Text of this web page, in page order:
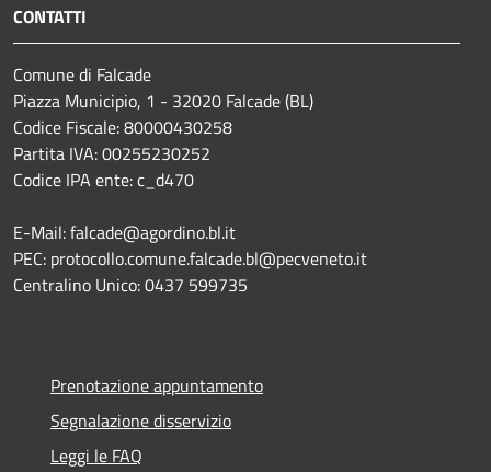
CONTATTI
Comune di Falcade
Piazza Municipio, 1 - 32020 Falcade (BL)
Codice Fiscale: 80000430258
Partita IVA: 00255230252
Codice IPA ente: c_d470
E-Mail: falcade@agordino.bl.it
PEC: protocollo.comune.falcade.bl@pecveneto.it
Centralino Unico: 0437 599735
Prenotazione appuntamento
Segnalazione disservizio
Leggi le FAQ